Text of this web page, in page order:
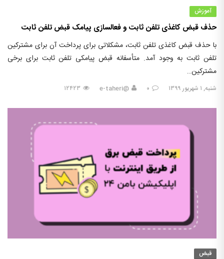
آموزش
حذف قبض کاغذی تلفن ثابت و فعالسازی پیامک قبض تلفن ثابت
با حذف قبض کاغذی تلفن ثابت، مشکلاتی برای پرداخت آن برای مشترکین
تلفن ثابت به وجود آمد. متأسفانه قبض پیامکی تلفن ثابت برای برخی
مشترکین…
شنبه, ۱ شهریور ۱۳۹۹ ۰ @e-taheri ۱۲۴۲۳
قبض